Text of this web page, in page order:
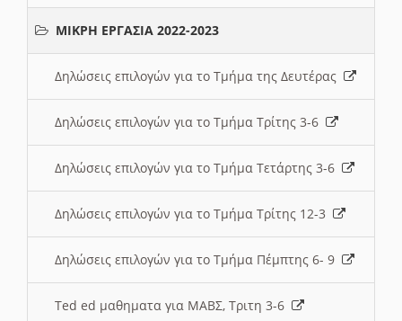
ΜΙΚΡΗ ΕΡΓΑΣΙΑ 2022-2023
Δηλώσεις επιλογών για το Τμήμα της Δευτέρας
Δηλώσεις επιλογών για το Τμήμα Τρίτης 3-6
Δηλώσεις επιλογών για το Τμήμα Τετάρτης 3-6
Δηλώσεις επιλογών για το Τμήμα Τρίτης 12-3
Δηλώσεις επιλογών για το Τμήμα Πέμπτης 6- 9
Ted ed μαθηματα για ΜΑΒΣ, Τριτη 3-6